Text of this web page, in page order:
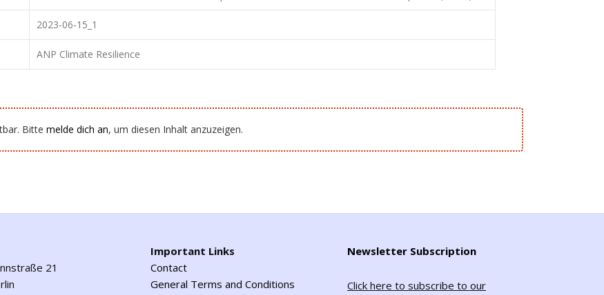
2023-06-15_1
ANP Climate Resilience
Bitte melde dich an, um diesen Inhalt anzuzeigen.
21
Important Links
Contact
General Terms and Conditions
Newsletter Subscription
Click here to subscribe to our